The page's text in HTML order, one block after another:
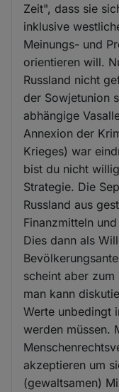
Zeit", dass sie
inklusive
Meinungs- und
orientieren will.
Russland nicht
der Sowjetunion
abhängige
Annexion der
Krieges) war
bist du nicht
Strategie. Die
Russland aus
Finanzmitteln
Dies dann als
scheint aber zum
man kann
Werte unbedingt
werden müssen.
akzeptieren um
(gewaltsamen)